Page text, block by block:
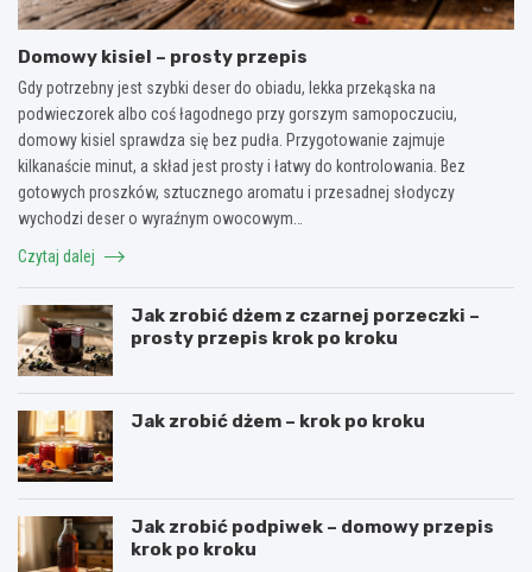
Domowy kisiel – prosty przepis
Gdy potrzebny jest szybki deser do obiadu, lekka przekąska na
podwieczorek albo coś łagodnego przy gorszym samopoczuciu,
domowy kisiel sprawdza się bez pudła. Przygotowanie zajmuje
kilkanaście minut, a skład jest prosty i łatwy do kontrolowania. Bez
gotowych proszków, sztucznego aromatu i przesadnej słodyczy
wychodzi deser o wyraźnym owocowym…
Czytaj dalej
Jak zrobić dżem z czarnej porzeczki –
prosty przepis krok po kroku
Jak zrobić dżem – krok po kroku
Jak zrobić podpiwek – domowy przepis
krok po kroku